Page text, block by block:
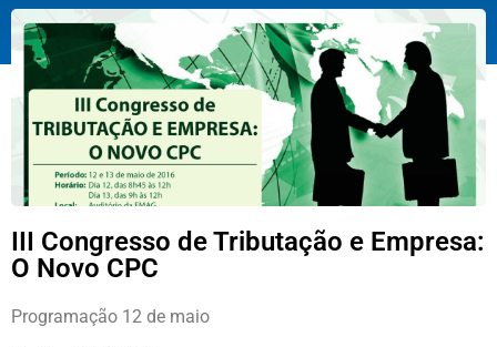
III Congresso de Tributação e Empresa:
O Novo CPC
Programação 12 de maio